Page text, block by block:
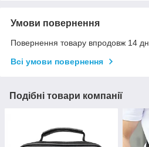
Умови повернення
Повернення товару впродовж 14
Всі умови повернення
Подібні товари компанії